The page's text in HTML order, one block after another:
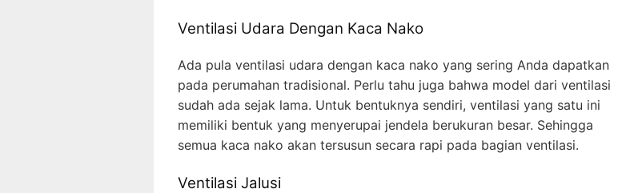
Ventilasi Udara Dengan Kaca Nako
Ada pula ventilasi udara dengan kaca nako yang sering Anda dapatkan
pada perumahan tradisional. Perlu tahu juga bahwa model dari ventilasi
sudah ada sejak lama. Untuk bentuknya sendiri, ventilasi yang satu ini
memiliki bentuk yang menyerupai jendela berukuran besar. Sehingga
semua kaca nako akan tersusun secara rapi pada bagian ventilasi.
Ventilasi Jalusi